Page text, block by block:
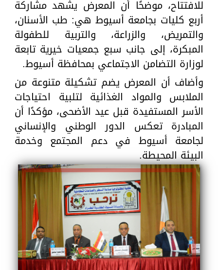
للافتتاح، موضحًا أن المعرض يشهد مشاركة
أربع كليات بجامعة أسيوط هي: طب الأسنان،
والتمريض، والزراعة، والتربية للطفولة
المبكرة، إلى جانب سبع جمعيات خيرية تابعة
لوزارة التضامن الاجتماعي بمحافظة أسيوط.
وأضاف أن المعرض يضم تشكيلة متنوعة من
الملابس والمواد الغذائية لتلبية احتياجات
الأسر المستفيدة قبل عيد الأضحى، مؤكدًا أن
المبادرة تعكس الدور الوطني والإنساني
لجامعة أسيوط في دعم المجتمع وخدمة
البيئة المحيطة.